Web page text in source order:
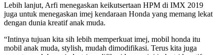
Lebih lanjut, Arfi menegaskan keikutsertaan HPM di IMX 2019
juga untuk menegaskan imej kendaraan Honda yang memang lekat
dengan dunia kreatif anak muda.
“Intinya tujuan kita sih lebih memperkuat imej, mobil honda itu
mobil anak muda, stylish, mudah dimodifikasi. Terus kita juga